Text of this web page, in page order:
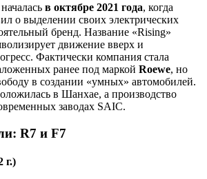
в октябре 2021 года, когда
о выделении своих электрических
бренд. Название «Rising»
движение вверх и
Фактически компания стала
ранее под маркой Roewe, но
в создании «умных» автомобилей.
в Шанхае, а производство
заводах SAIC.
R7 и F7
г.)